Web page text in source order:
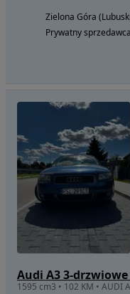
Zielona Góra
Prywatny
Audi A3 3-
1595 cm3 • 102 KM • AUDI